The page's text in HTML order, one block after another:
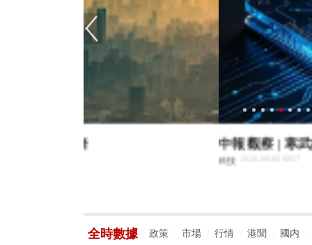
中報觀察 | 寒武紀最強中報“出爐”
全時數據 政策 市場 行情 港聞 國内